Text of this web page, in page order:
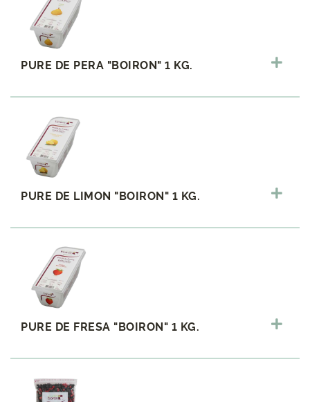
PURE DE PERA "BOIRON" 1 KG.
PURE DE LIMON "BOIRON" 1 KG.
PURE DE FRESA "BOIRON" 1 KG.